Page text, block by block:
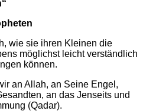
wie sie ihren Kleinen die
möglichst leicht verständlich
können.
an Allah, an Seine Engel,
an das Jenseits und
(Qadar).